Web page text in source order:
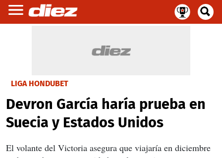
LIGA HONDUBET
Devron García haría prueba en
Suecia y Estados Unidos
El volante del Victoria asegura que viajaría en diciembre